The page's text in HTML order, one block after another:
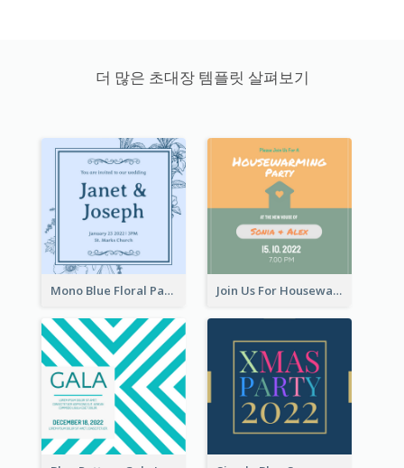
더 많은 초대장 템플릿 살펴보기
Mono Blue Floral Pattern Wedding Invitation Join Us For Housewarming Party Invitation